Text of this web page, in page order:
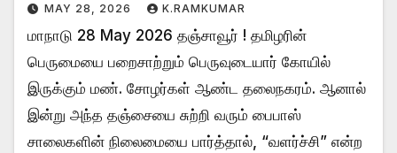
MAY 28, 2026 K.RAMKUMAR
மாநாடு 28 May 2026 தஞ்சாவூர் ! தமிழரின்
பெருமையை பறைசாற்றும் பெருவுடையார் கோயில்
இருக்கும் மண். சோழர்கள் ஆண்ட தலைநகரம். ஆனால்
இன்று அந்த தஞ்சையை சுற்றி வரும் பைபாஸ்
சாலைகளின் நிலைமையை பார்த்தால், “வளர்ச்சி” என்ற